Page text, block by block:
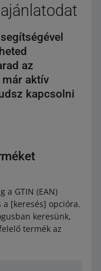
javasolhatod
az
aktív
kapcsolni
a GTIN (EAN)
[keresés] opcióra.
keresünk,
termék az